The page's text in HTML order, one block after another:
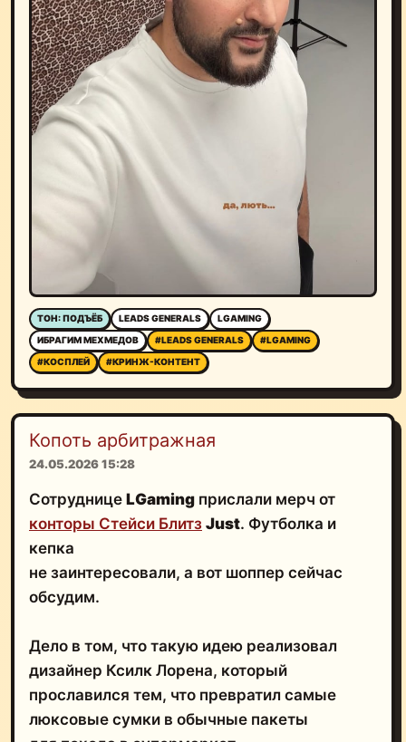
ТОН: ПОДЪЁБ LEADS GENERALS
LGAMING
ИБРАГИМ МЕХМЕДОВ
#LEADS GENERALS
#LGAMING
#КОСПЛЕЙ
#КРИНЖ-КОНТЕНТ
Копоть арбитражная
24.05.2026 15:28
Сотруднице LGaming прислали мерч от
конторы Стейси Блитз Just. Футболка и
кепка
не заинтересовали, а вот шоппер сейчас
обсудим.
Дело в том, что такую идею реализовал
дизайнер Ксилк Лорена, который
прославился тем, что превратил самые
люксовые сумки в обычные пакеты